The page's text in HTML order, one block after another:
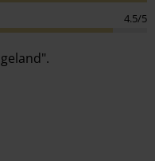
4.5/5